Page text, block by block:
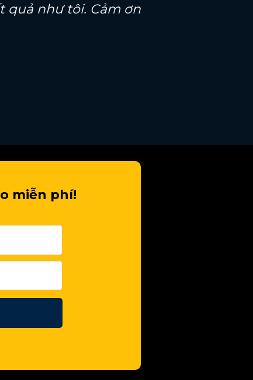
quả như tôi. Cảm ơn
miễn phí!